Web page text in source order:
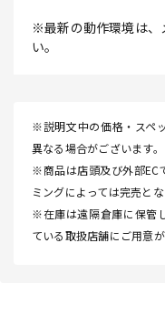
※最新の動作環境は、
い。
※説明文中の価格・スペ
異なる場合がございます。
※商品は店頭及び外部EC
ミングによっては完売と
※在庫は遠隔倉庫に保管
ている取扱店舗にご用意